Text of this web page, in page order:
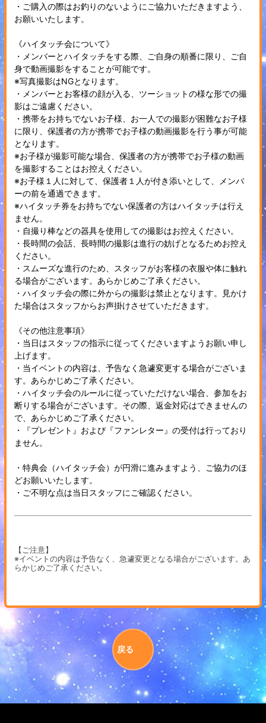
・ご購入の際はお釣りのないようにご協力いただきますよう、
お願いいたします。
《ハイタッチ会について》
・メンバーとハイタッチをする際、ご自身の順番に限り、ご自
身で動画撮影をすることが可能です。
※写真撮影はNGとなります。
・メンバーとお客様の顔が入る、ツーショットの様な形での撮
影はご遠慮ください。
・携帯をお持ちでないお子様、お一人での撮影が困難なお子様
に限り、保護者の方が携帯でお子様の動画撮影を行う事が可能
となります。
※お子様が撮影可能な場合、保護者の方が携帯でお子様の動画
を撮影することはお控えください。
※お子様１人に対して、保護者１人が付き添いとして、メンバ
ーの前を通過できます。
※ハイタッチ券をお持ちでない保護者の方はハイタッチは行え
ません。
・自撮り棒などの器具を使用しての撮影はお控えください。
・長時間の会話、長時間の撮影は進行の妨げとなるためお控え
ください。
・スムーズな進行のため、スタッフがお客様の衣服や体に触れ
る場合がございます。あらかじめご了承ください。
・ハイタッチ会の際に外からの撮影は禁止となります。見かけ
た場合はスタッフからお声掛けさせていただきます。
《その他注意事項》
・当日はスタッフの指示に従ってくださいますようお願い申し
上げます。
・当イベントの内容は、予告なく急遽変更する場合がございま
す。あらかじめご了承ください。
・ハイタッチ会のルールに従っていただけない場合、参加をお
断りする場合がございます。その際、返金対応はできませんの
で、あらかじめご了承ください。
・『プレゼント』および『ファンレター』の受付は行っており
ません。
・特典会（ハイタッチ会）が円滑に進みますよう、ご協力のほ
どお願いいたします。
・ご不明な点は当日スタッフにご確認ください。
【ご注意】
※イベントの内容は予告なく、急遽変更となる場合がございます。あ
らかじめご了承ください。
戻る